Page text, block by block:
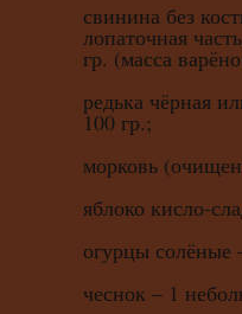
свинина без
лопаточная
гр. (масса
редька чёрная
100 гр.;
морковь
яблоко кисло-
огурцы
чеснок – 1